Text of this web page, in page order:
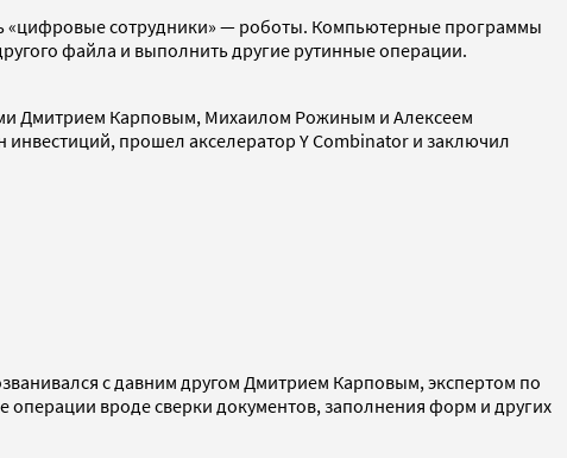
«цифровые сотрудники» — роботы. Компьютерные программы
файла и выполнить другие рутинные операции.
Дмитрием Карповым, Михаилом Рожиным и Алексеем
прошел акселератор Y Combinator и заключил
с давним другом Дмитрием Карповым, экспертом по
операции вроде сверки документов, заполнения форм и других